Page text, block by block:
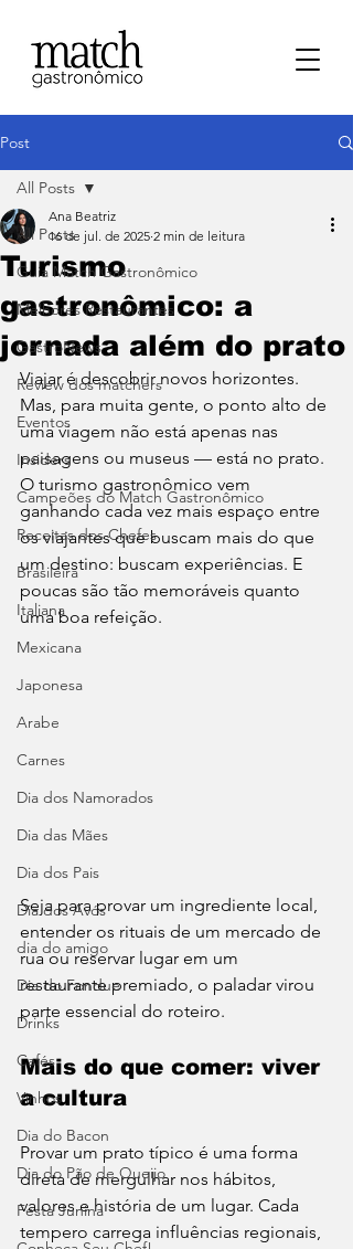
Post
All Posts
⁠Guia Match Gastronômico
Melhores Restaurantes
⁠GastroNews
Review dos matchers
Eventos
⁠Insiders
Campeões do Match Gastronômico
Receitas dos Chefes
Brasileira
Italiana
Mexicana
Japonesa
Arabe
Carnes
Dia dos Namorados
Dia das Mães
Dia dos Pais
Dia dos Avós
dia do amigo
Dia do Fondue
Drinks
Cafés
Vinhos
Dia do Bacon
Dia do Pão de Queijo
Festa Junina
All Posts
Turismo
gastronômico: a
jornada além do prato
Ana Beatriz
16 de jul. de 2025 2 min de leitura
Viajar é descobrir novos horizontes.
Mas, para muita gente, o ponto alto de
uma viagem não está apenas nas
paisagens ou museus — está no prato.
O turismo gastronômico vem
ganhando cada vez mais espaço entre
os viajantes que buscam mais do que
um destino: buscam experiências. E
poucas são tão memoráveis quanto
uma boa refeição.
Seja para provar um ingrediente local,
entender os rituais de um mercado de
rua ou reservar lugar em um
restaurante premiado, o paladar virou
parte essencial do roteiro.
Mais do que comer: viver
a cultura
Provar um prato típico é uma forma
direta de mergulhar nos hábitos,
valores e história de um lugar. Cada
tempero carrega influências regionais,